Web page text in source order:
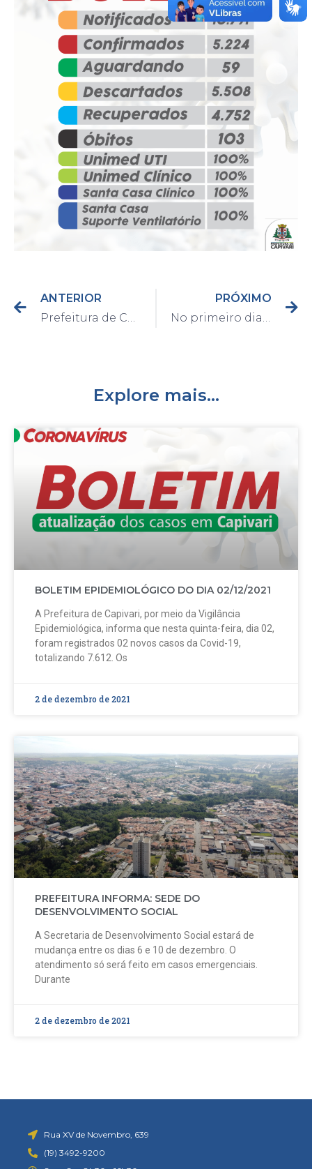
ANTERIOR
Prefeitura de Capivari faz concretagem do CCZ nesta quarta-feira, dia 19
PRÓXIMO
No primeiro dia do REFIS, Prefeitura registra grande procura por renegociação
Explore mais...
BOLETIM EPIDEMIOLÓGICO DO DIA 02/12/2021
A Prefeitura de Capivari, por meio da Vigilância
Epidemiológica, informa que nesta quinta-feira, dia 02,
foram registrados 02 novos casos da Covid-19,
totalizando 7.612. Os
2 de dezembro de 2021
PREFEITURA INFORMA: SEDE DO
DESENVOLVIMENTO SOCIAL
A Secretaria de Desenvolvimento Social estará de
mudança entre os dias 6 e 10 de dezembro. O
atendimento só será feito em casos emergenciais.
Durante
2 de dezembro de 2021
Rua XV de Novembro, 639
(19) 3492-9200